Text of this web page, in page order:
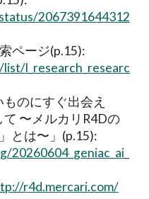
2067391644312
ページ(p.15):
l_research_researc
のにすぐ出会え
〜メルカリR4Dの
とは〜」(p.15):
r4d.mercari.com/